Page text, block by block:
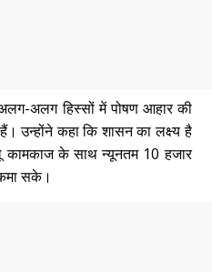
अलग हिस्सों में पोषण आहार की
उन्होंने कहा कि शासन का लक्ष्य है
कामकाज के साथ न्यूनतम 10 हजार
सके।